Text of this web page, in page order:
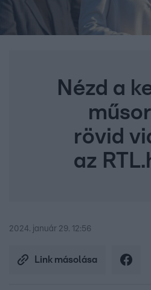
Nézd a
rövid
az
2024. január 29. 12:56
Link másolása